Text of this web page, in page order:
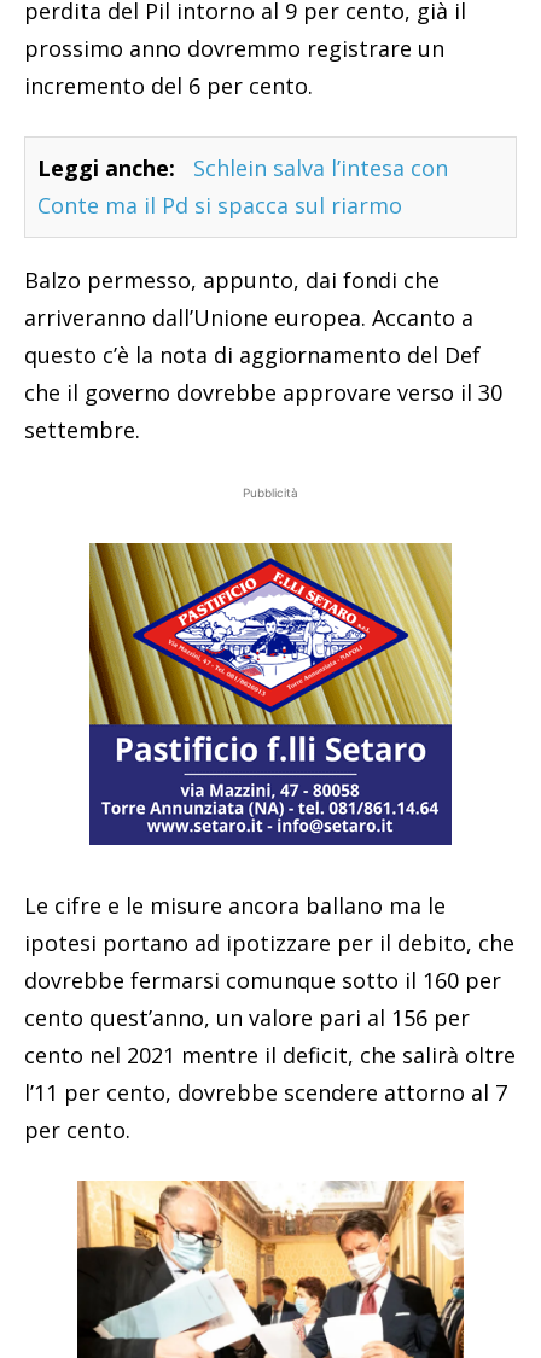
perdita del Pil intorno al 9 per cento, già il
prossimo anno dovremmo registrare un
incremento del 6 per cento.
Leggi anche:
Schlein salva l’intesa con
Conte ma il Pd si spacca sul riarmo
Balzo permesso, appunto, dai fondi che
arriveranno dall’Unione europea. Accanto a
questo c’è la nota di aggiornamento del Def
che il governo dovrebbe approvare verso il 30
settembre.
Pubblicità
Le cifre e le misure ancora ballano ma le
ipotesi portano ad ipotizzare per il debito, che
dovrebbe fermarsi comunque sotto il 160 per
cento quest’anno, un valore pari al 156 per
cento nel 2021 mentre il deficit, che salirà oltre
l’11 per cento, dovrebbe scendere attorno al 7
per cento.